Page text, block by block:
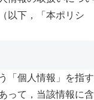
以下，「本ポリシ
「個人情報」を指す
って，当該情報に含